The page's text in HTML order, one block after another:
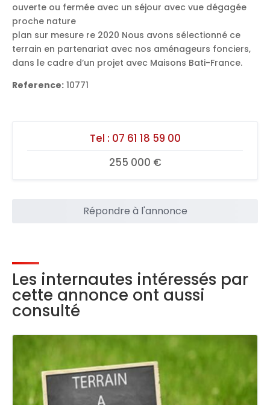
ouverte ou fermée avec un séjour avec vue dégagée
proche nature
plan sur mesure re 2020 Nous avons sélectionné ce
terrain en partenariat avec nos aménageurs fonciers,
dans le cadre d’un projet avec Maisons Bati-France.
Reference: 10771
Tel : 07 61 18 59 00
255 000 €
Répondre à l'annonce
Les internautes intéressés par
cette annonce ont aussi
consulté